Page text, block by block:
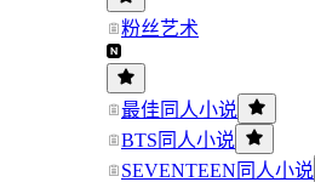
粉丝艺术
最佳同人小说
BTS同人小说
SEVENTEEN同人小说